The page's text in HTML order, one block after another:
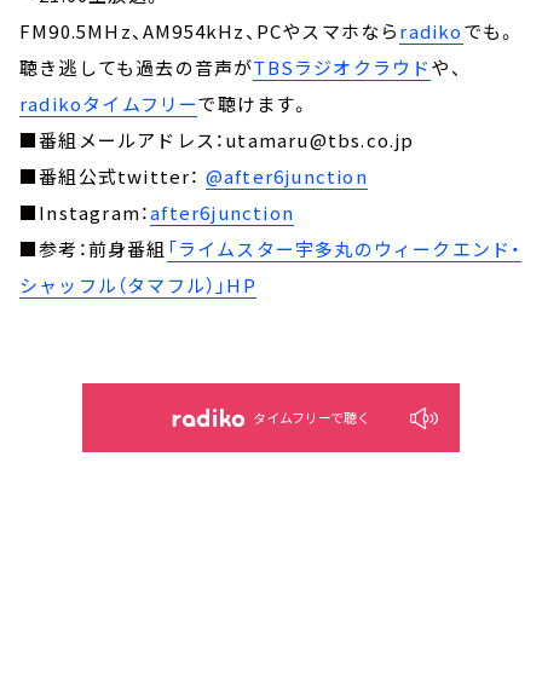
FM90.5MHz、AM954kHz、PCやスマホならradikoでも。
聴き逃しても過去の音声がTBSラジオクラウドや、
radikoタイムフリーで聴けます。
■番組メールアドレス：utamaru@tbs.co.jp
■番組公式twitter： @after6junction
■Instagram：after6junction
■参考：前身番組 「ライムスター宇多丸のウィークエンド・
シャッフル（タマフル）」HP
タイムフリーで聴く